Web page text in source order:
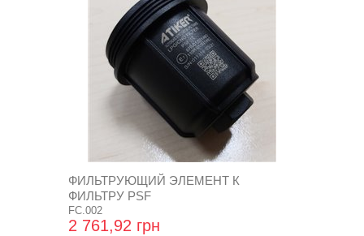
ФИЛЬТРУЮЩИЙ ЭЛЕМЕНТ К
ФИЛЬТРУ PSF
FC.002
2 761,92 грн